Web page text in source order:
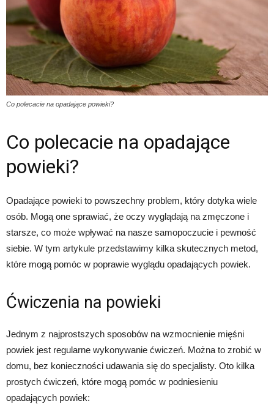
Co polecacie na opadające powieki?
Co polecacie na opadające
powieki?
Opadające powieki to powszechny problem, który dotyka wiele
osób. Mogą one sprawiać, że oczy wyglądają na zmęczone i
starsze, co może wpływać na nasze samopoczucie i pewność
siebie. W tym artykule przedstawimy kilka skutecznych metod,
które mogą pomóc w poprawie wyglądu opadających powiek.
Ćwiczenia na powieki
Jednym z najprostszych sposobów na wzmocnienie mięśni
powiek jest regularne wykonywanie ćwiczeń. Można to zrobić w
domu, bez konieczności udawania się do specjalisty. Oto kilka
prostych ćwiczeń, które mogą pomóc w podniesieniu
opadających powiek: